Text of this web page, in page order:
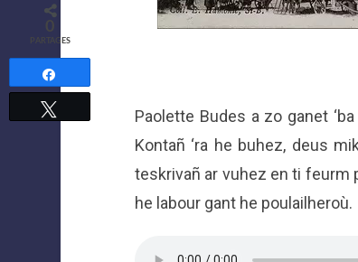
Paolette Budes a zo ganet
Kontañ ‘ra he buhez, deus
teskrivañ ar vuhez en ti feurm
he labour gant he poulailheroù.
PARTAGES